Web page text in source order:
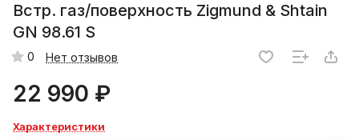
Встр. газ/поверхность Zigmund & Shtain
GN 98.61 S
0 Нет отзывов
22 990 ₽
Характеристики